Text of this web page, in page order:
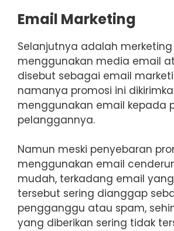
Email Marketing
Selanjutnya adalah merketing
menggunakan media email
disebut sebagai email
namanya promosi ini
menggunakan email kepada
pelanggannya.
Namun meski penyebaran
menggunakan email
mudah, terkadang email
tersebut sering dianggap
pengganggu atau spam,
yang diberikan sering tidak